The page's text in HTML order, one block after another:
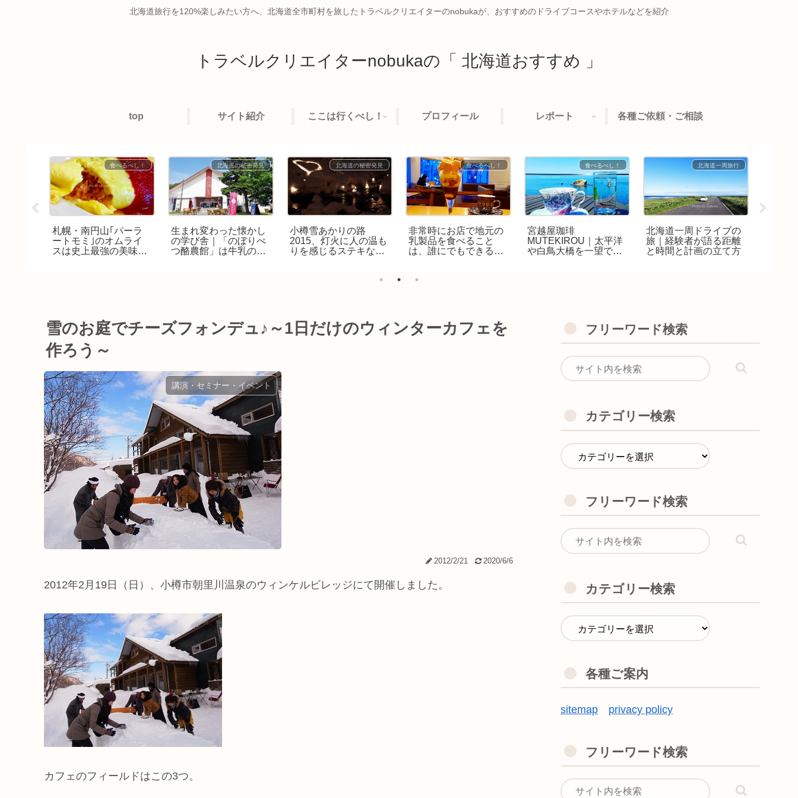
北海道旅行を120%楽しみたい方へ、北海道全市町村を旅したトラベルクリエイターのnobukaが、おすすめのドライブコースやホテルなどを紹介
トラベルクリエイターnobukaの「 北海道おすすめ 」
top サイト紹介 ここは行くべし！ プロフィール レポート 各種ご依頼・ご相談
食べるべし！
札幌・南円山｢パーラ
ートモミ｣のオムライ
スは史上最強の美味し
北海道の秘密発見
生まれ変わった懐かし
の学び舎｜「のぼりべ
つ酪農館」は牛乳の工
北海道の秘密発見
小樽雪あかりの路
2015、灯火に人の温も
りを感じるステキなイ
食べるべし！
非常時にお店で地元の
乳製品を食べること
は、誰にでもできる社
食べるべし！
宮越屋珈琲
MUTEKIROU｜太平洋
や白鳥大橋を一望でき
北海道一周旅行
北海道一周ドライブの
旅｜経験者が語る距離
と時間と計画の立て方
雪のお庭でチーズフォンデュ♪～1日だけのウィンターカフェを
作ろう～
講演・セミナー・イベント
2012/2/21 2020/6/6
2012年2月19日（日）、小樽市朝里川温泉のウィンケルビレッジにて開催しました。
カフェのフィールドはこの3つ。
フリーワード検索
カテゴリー検索
フリーワード検索
カテゴリー検索
各種ご案内
sitemap privacy policy
フリーワード検索